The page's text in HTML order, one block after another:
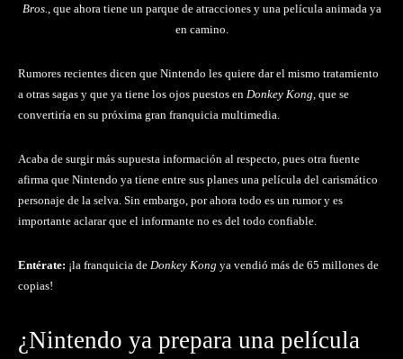
Bros. , que ahora tiene un parque de atracciones y una película animada ya
en camino.
Rumores recientes dicen que Nintendo les quiere dar el mismo tratamiento
a otras sagas y que ya tiene los ojos puestos en Donkey Kong , que se
convertiría en su próxima gran franquicia multimedia.
Acaba de surgir más supuesta información al respecto, pues otra fuente
afirma que Nintendo ya tiene entre sus planes una película del carismático
personaje de la selva. Sin embargo, por ahora todo es un rumor y es
importante aclarar que el informante no es del todo confiable.
Entérate: ¡la franquicia de Donkey Kong ya vendió más de 65 millones de
copias!
¿Nintendo ya prepara una película